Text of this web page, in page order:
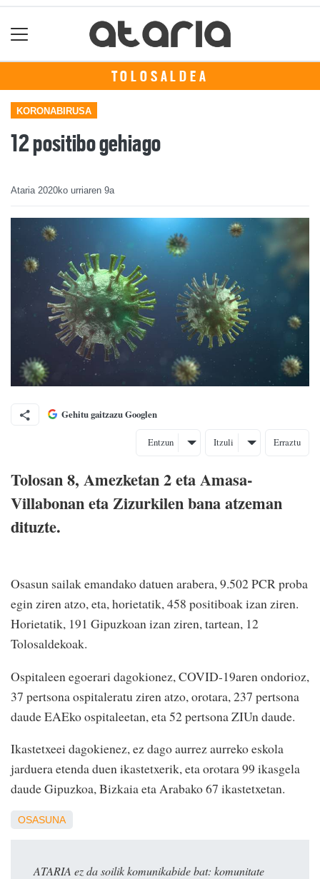
TOLOSALDEA
KORONABIRUSA
12 positibo gehiago
Ataria 2020ko urriaren 9a
Gehitu gaitzazu Googlen
Entzun Itzuli Erraztu
Tolosan 8, Amezketan 2 eta Amasa-
Villabonan eta Zizurkilen bana atzeman
dituzte.
Osasun sailak emandako datuen arabera, 9.502 PCR proba
egin ziren atzo, eta, horietatik, 458 positiboak izan ziren.
Horietatik, 191 Gipuzkoan izan ziren, tartean, 12
Tolosaldekoak.
Ospitaleen egoerari dagokionez, COVID-19aren ondorioz,
37 pertsona ospitaleratu ziren atzo, orotara, 237 pertsona
daude EAEko ospitaleetan, eta 52 pertsona ZIUn daude.
Ikastetxeei dagokienez, ez dago aurrez aurreko eskola
jarduera etenda duen ikastetxerik, eta orotara 99 ikasgela
daude Gipuzkoa, Bizkaia eta Arabako 67 ikastetxetan.
OSASUNA
ATARIA ez da soilik komunikabide bat: komunitate